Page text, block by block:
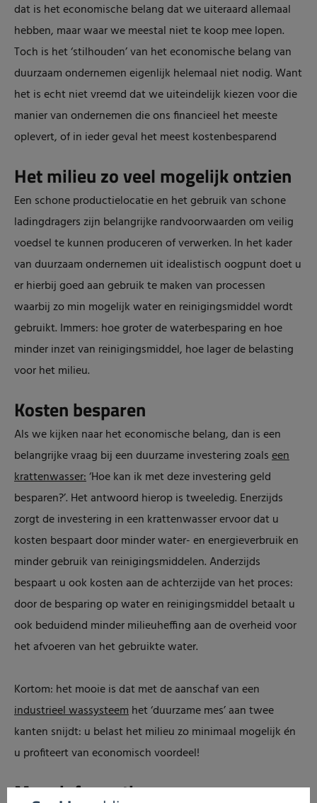
dat is het economische belang dat we uiteraard allemaal
hebben, maar waar we meestal niet te koop mee lopen.
Toch is het ‘stilhouden’ van het economische belang van
duurzaam ondernemen eigenlijk helemaal niet nodig. Want
het is echt niet vreemd dat we uiteindelijk kiezen voor die
manier van ondernemen die ons financieel het meeste
oplevert, of in ieder geval het meest kostenbesparend
Het milieu zo veel mogelijk ontzien
Een schone productielocatie en het gebruik van schone
ladingdragers zijn belangrijke randvoorwaarden om veilig
voedsel te kunnen produceren of verwerken. In het kader
van duurzaam ondernemen uit idealistisch oogpunt doet u
er hierbij goed aan gebruik te maken van processen
waarbij zo min mogelijk water en reinigingsmiddel wordt
gebruikt. Immers: hoe groter de waterbesparing en hoe
minder inzet van reinigingsmiddel, hoe lager de belasting
voor het milieu.
Kosten besparen
Als we kijken naar het economische belang, dan is een
belangrijke vraag bij een duurzame investering zoalseen
krattenwasser:‘Hoe kan ik met deze investering geld
besparen?’. Het antwoord hierop is tweeledig. Enerzijds
zorgt de investering in een krattenwasser ervoor dat u
kosten bespaart door minder water- en energieverbruik en
minder gebruik van reinigingsmiddelen. Anderzijds
bespaart u ook kosten aan de achterzijde van het proces:
door de besparing op water en reinigingsmiddel betaalt u
ook beduidend minder milieuheffing aan de overheid voor
het afvoeren van het gebruikte water.
Kortom: het mooie is dat met de aanschaf van een
industrieel wassysteemhet ‘duurzame mes’ aan twee
kanten snijdt: u belast het milieu zo minimaal mogelijk én
u profiteert van economisch voordeel!
Meer informatie